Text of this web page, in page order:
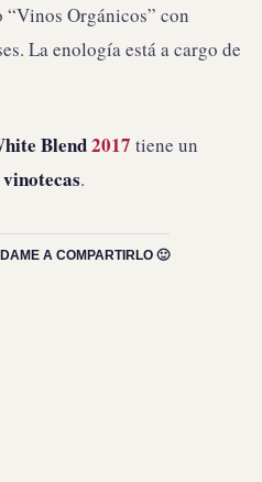
“Vinos Orgánicos” con
La enología está a cargo de
Blend2017 tiene un
.
A COMPARTIRLO 🙂